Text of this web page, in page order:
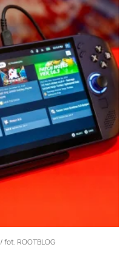
fot. ROOTBLOG